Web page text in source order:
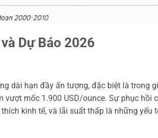
Dự Báo 2026
dài hạn đầy ấn tượng, đặc biệt là trong
mốc 1.900 USD/ounce. Sự phục hồi
kinh tế, và lãi suất thấp là những yếu